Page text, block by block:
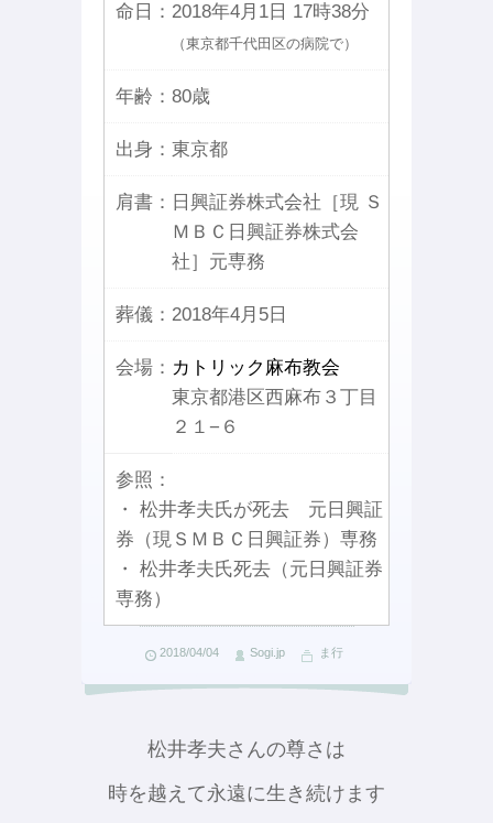
命日： 2018年4月1日 17時38分
（東京都千代田区の病院で）
年齢： 80歳
出身： 東京都
肩書： 日興証券株式会社［現 Ｓ
ＭＢＣ日興証券株式会
社］元専務
葬儀： 2018年4月5日
会場： カトリック麻布教会
東京都港区西麻布３丁目
２１−６
参照：
・ 松井孝夫氏が死去 元日興証
券（現ＳＭＢＣ日興証券）専務
・ 松井孝夫氏死去（元日興証券
専務）
2018/04/04 Sogi.jp ま行
松井孝夫さんの尊さは
時を越えて永遠に生き続けます